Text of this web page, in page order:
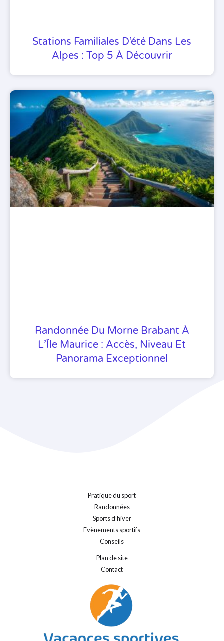
Stations Familiales D’été Dans Les
Alpes : Top 5 À Découvrir
Randonnée Du Morne Brabant À
L’Île Maurice : Accès, Niveau Et
Panorama Exceptionnel
Pratique du sport
Randonnées
Sports d’hiver
Evènements sportifs
Conseils
Plan de site
Contact